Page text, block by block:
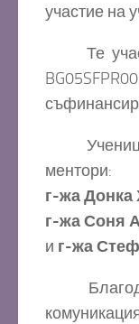
участие на
Те
ментори:
г-жа Донка
г-жа Соня
и г-жа